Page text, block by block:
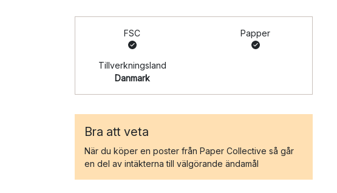
FSC Papper
Tillverkningsland
Danmark
Bra att veta
När du köper en poster från Paper Collective så går
en del av intäkterna till välgörande ändamål